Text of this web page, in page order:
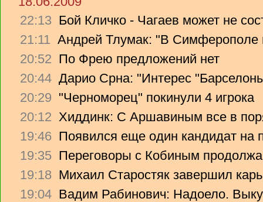
22:13 Бой Кличко - Чагаев может не
21:11 Андрей Тлумак: "В Симферополе
20:52 По Фрею предложений нет
20:44 Дарио Срна: "Интерес
20:29 "Черноморец" покинули 4 игрока
20:12 Хиддинк: С Аршавиным все в
19:46 Появился еще один кандидат на
19:35 Переговоры с Кобиным
19:18 Михаил Старостяк завершил
19:04 Вадим Рабинович: Надоело.